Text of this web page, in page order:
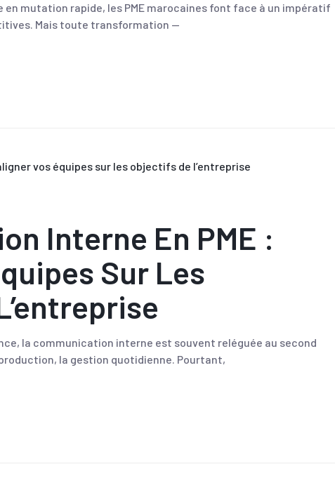
en mutation rapide, les PME marocaines font face à un impératif
Mais toute transformation —
Interne En PME :
Sur Les
la communication interne est souvent reléguée au second
la gestion quotidienne. Pourtant,